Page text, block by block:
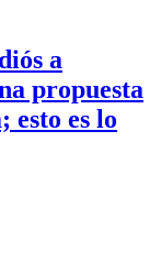
a
propuesta
esto es lo